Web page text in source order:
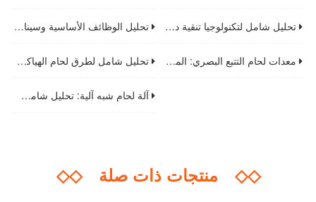
تحليل الوظائف الأساسية وسيناريوهات تطبيق كشك اللحام: المرافق الأساسية لتحسين سلامة اللحام وكفاءته تحليل شامل لتكنولوجيا تنقية دخان اللحام: حلول معالجة عالية الكفاءة وسيناريوهات التطبيق
تحليل شامل لطرق لحام الهياكل الصلبية والاحتياطات الرئيسية معدات لحام التتبع البصري: المكونات الأساسية والمعايير التقنية ودليل الاختيار
آلة لحام شبه آلية: تحليل شامل للمبادئ الأساسية وسيناريوهات التطبيق ومواصفات التشغيل
◇◇ منتجات ذات صلة◇◇